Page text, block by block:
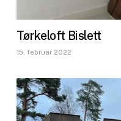
Tørkeloft Bislett
15. februar 2022